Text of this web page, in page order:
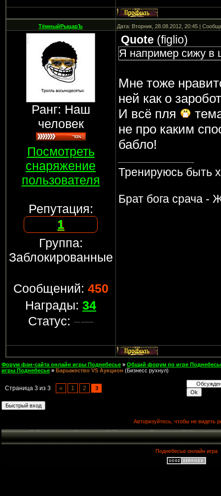
ТёмныйРыцарЪ Дата: Вторник, 28.08.2012, 20:45 |
Ранг: Наш
человек
Посмотреть
снаряжение
пользователя
Репутация:
1
Группа:
Заблокированные
Сообщений: 450
Награды: 34
Статус:
Quote (figlio)
Я например сижу в
Мне тоже
ней как о
И всё пля
не про каким
бабло!
Тренируюсь быть
Брат бога срача -
Форум фан-сайта онлайн игры Поднебесье » Общий форум по игре
игры Поднебесье » Барыжество VS Аукцион (Бизнесс рухнул)
Страница 3 из 3 « 1 2 3
Авторизуйтесь, чтобы не видеть
Поднебесье онлайн игра